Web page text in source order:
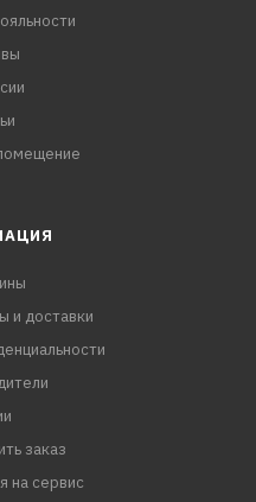
и доставки
заказ
на сервис